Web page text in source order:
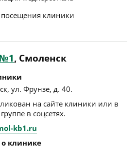
клиники
, Смоленск
, ул. Фрунзе, д. 40.
на сайте клиники или в
в соцсетях.
kb1.ru
клинике